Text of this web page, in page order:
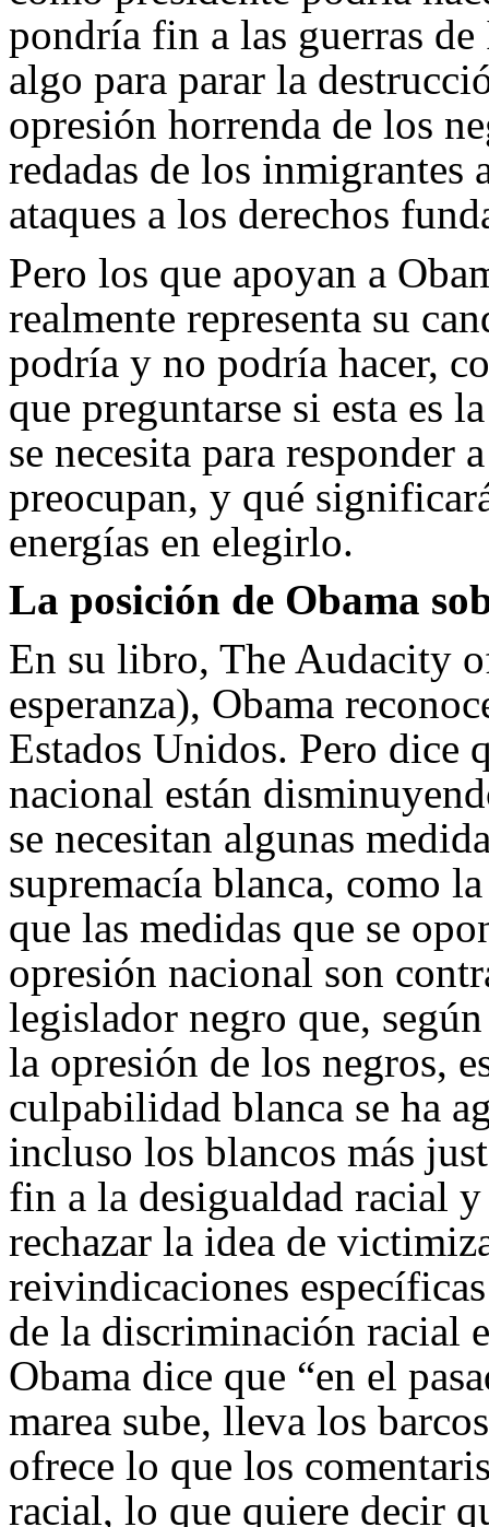
pondría fin a las guerras
algo para parar la
opresión horrenda de los
redadas de los inmigrantes
ataques a los derechos
Pero los que apoyan a
realmente representa su
podría y no podría hacer,
que preguntarse si esta es
se necesita para responder
preocupan, y qué
energías en elegirlo.
La posición de Obama
En su libro, The Audacity
esperanza), Obama
Estados Unidos. Pero dice
nacional están
se necesitan algunas
supremacía blanca, como
que las medidas que se
opresión nacional son
legislador negro que,
la opresión de los negros,
culpabilidad blanca se ha
incluso los blancos más
fin a la desigualdad racial
rechazar la idea de
reivindicaciones
de la discriminación racial
Obama dice que “en el
marea sube, lleva los
ofrece lo que los
racial, lo que quiere decir